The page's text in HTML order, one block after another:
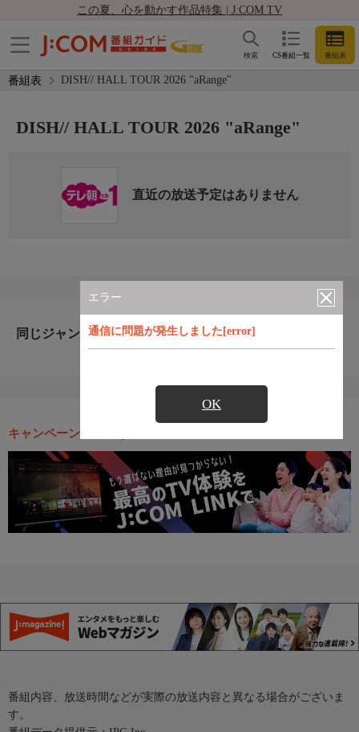
この夏、心を動かす作品特集 | J:COM TV
CS番組一覧 番組表
検索
番組表 DISH// HALL TOUR 2026 "aRange"
エラー
通信に問題が発生しました[error]
OK
DISH// HALL TOUR 2026 "aRange"
直近の放送予定はありません
同じジャンルのおすすめ番組
キャンペーン・お得な情報
番組内容、放送時間などが実際の放送内容と異なる場合がございま
す。